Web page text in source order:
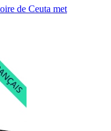
de Ceuta met